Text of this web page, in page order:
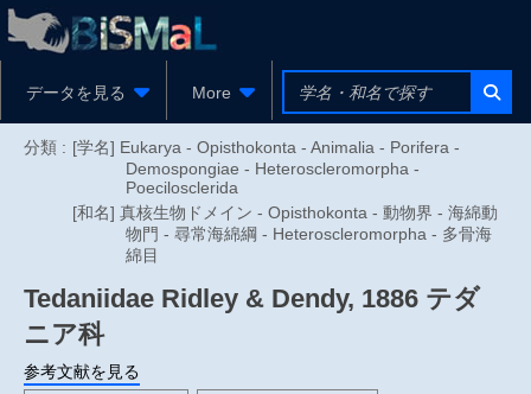
データを見る More
分類 : [学名] Eukarya - Opisthokonta - Animalia - Porifera -
Demospongiae - Heteroscleromorpha -
Poecilosclerida
[和名] 真核生物ドメイン - Opisthokonta - 動物界 - 海綿動
物門 - 尋常海綿綱 - Heteroscleromorpha - 多骨海
綿目
Tedaniidae Ridley & Dendy, 1886 テダ
ニア科
参考文献を見る